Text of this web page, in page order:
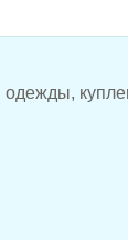
одежды,